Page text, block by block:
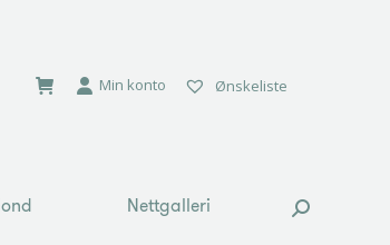
Min konto Ønskeliste
Nettgalleri Search: